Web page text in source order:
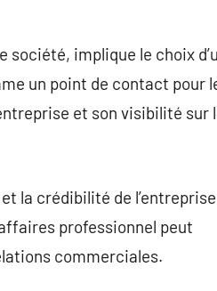
implique le choix
un point de contact pour
et son visibilité sur
la crédibilité de
professionnel peut
commerciales.